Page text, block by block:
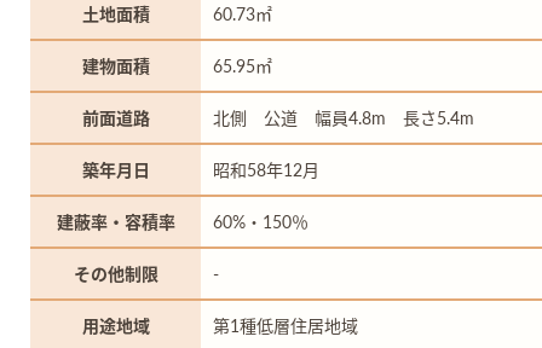
土地面積 60.73㎡
建物面積 65.95㎡
前面道路 北側 公道 幅員4.8m 長さ5.4m
築年月日 昭和58年12月
建蔽率・容積率 60%・150％
その他制限 -
用途地域 第1種低層住居地域